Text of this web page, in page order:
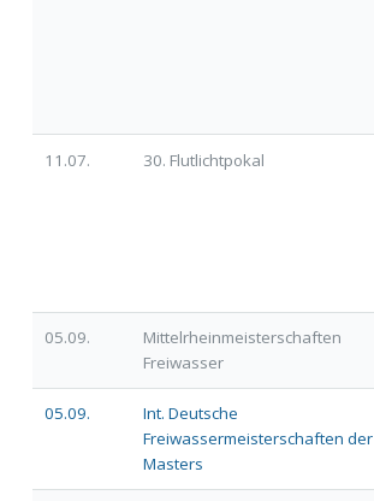
11.07. 30. Flutlichtpokal
05.09.
Mittelrheinmeisterschaften
Freiwasser
05.09.
Int. Deutsche
Freiwassermeisterschaften der
Masters